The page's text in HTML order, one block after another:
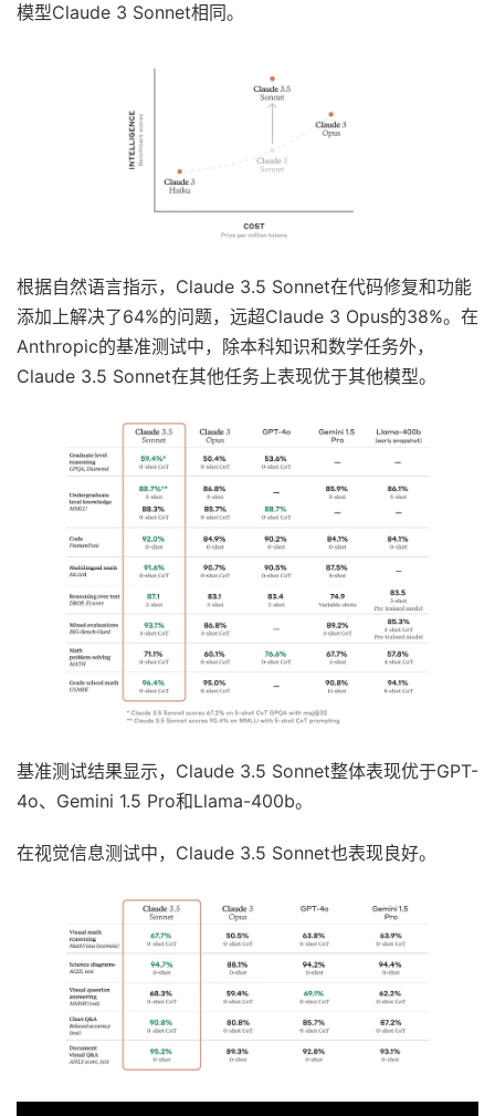
模型Claude 3 Sonnet相同。
根据自然语言指示，Claude 3.5 Sonnet在代码修复和功能
添加上解决了64%的问题，远超Claude 3 Opus的38%。在
Anthropic的基准测试中，除本科知识和数学任务外，
Claude 3.5 Sonnet在其他任务上表现优于其他模型。
基准测试结果显示，Claude 3.5 Sonnet整体表现优于GPT-
4o、Gemini 1.5 Pro和Llama-400b。
在视觉信息测试中，Claude 3.5 Sonnet也表现良好。